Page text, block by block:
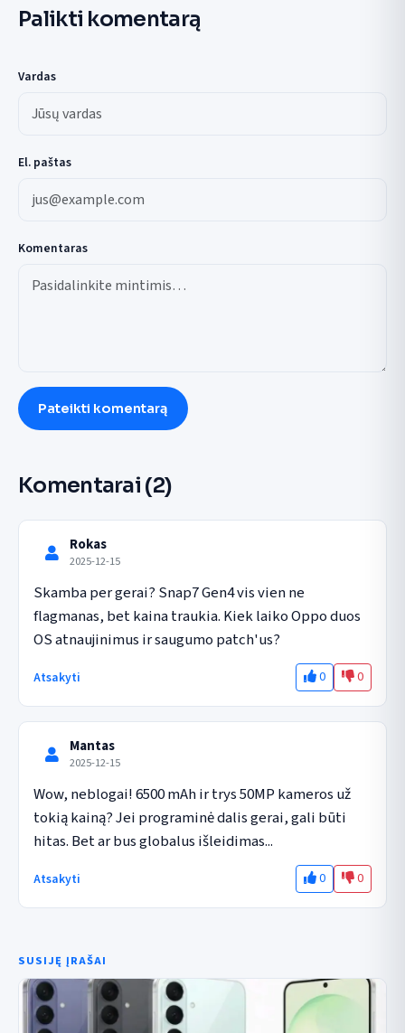
Palikti komentarą
Vardas
El. paštas
Komentaras
Pateikti komentarą
Komentarai (2)
Rokas
2025-12-15
Skamba per gerai? Snap7 Gen4 vis vien ne
flagmanas, bet kaina traukia. Kiek laiko Oppo duos
OS atnaujinimus ir saugumo patch'us?
Atsakyti 0 0
Mantas
2025-12-15
Wow, neblogai! 6500 mAh ir trys 50MP kameros už
tokią kainą? Jei programinė dalis gerai, gali būti
hitas. Bet ar bus globalus išleidimas...
Atsakyti 0 0
SUSIJĘ ĮRAŠAI